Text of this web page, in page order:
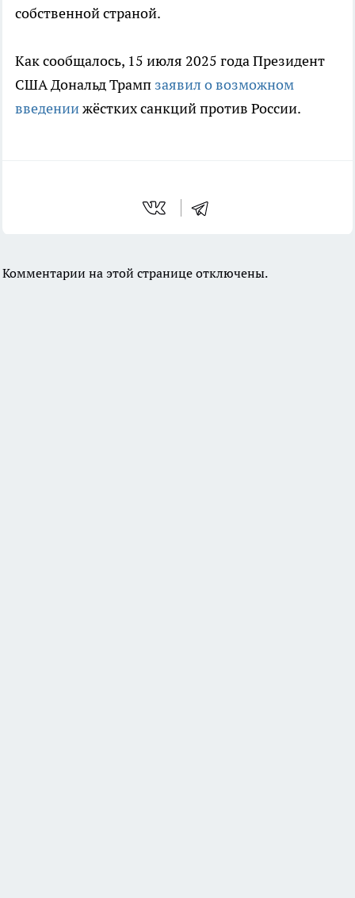
собственной страной.
Как сообщалось, 15 июля 2025 года Президент
США Дональд Трамп заявил о возможном
введениижёстких санкций против России.
Комментарии на этой странице отключены.